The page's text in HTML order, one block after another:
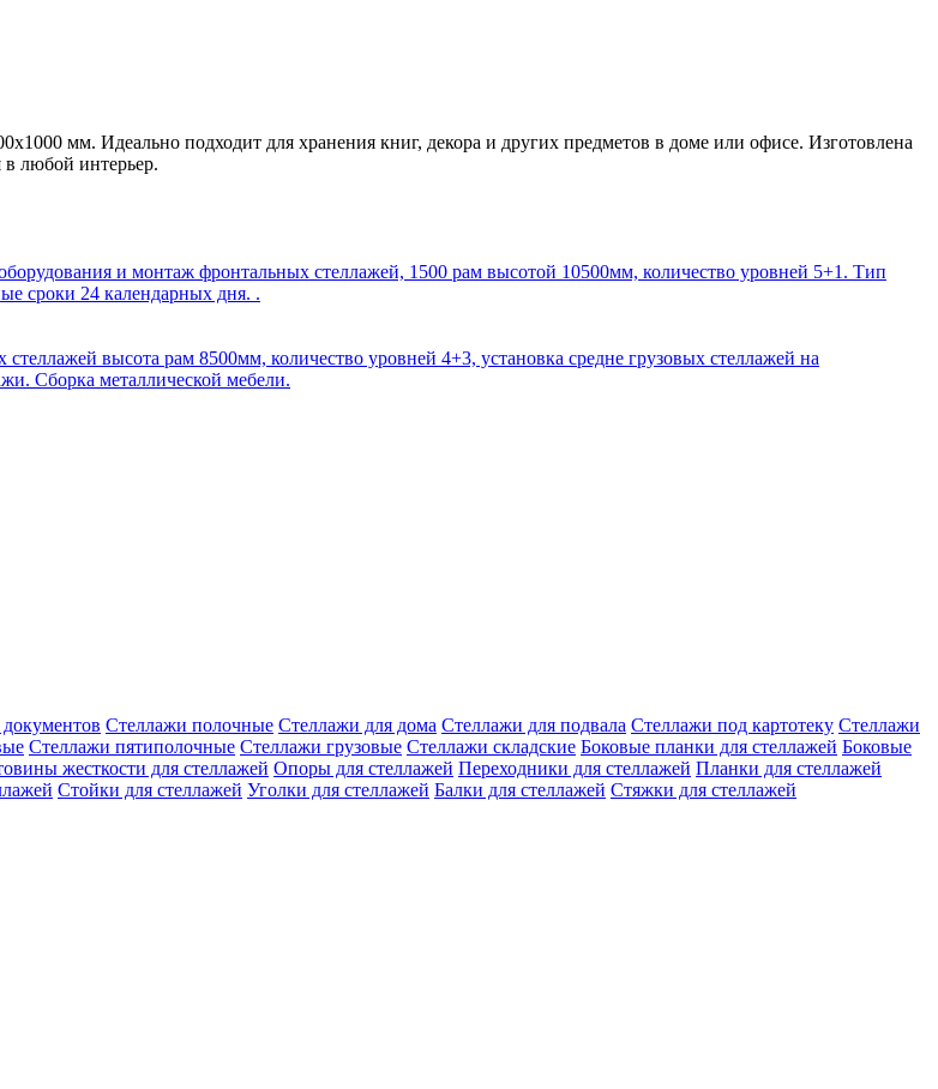
мм. Идеально подходит для хранения книг, декора и других предметов в доме или офисе. Изготовлена
в любой интерьер.
и монтаж фронтальных стеллажей, 1500 рам высотой 10500мм, количество уровней 5+1. Тип
сроки 24 календарных дня. .
высота рам 8500мм, количество уровней 4+3, установка средне грузовых стеллажей на
Сборка металлической мебели.
Стеллажи полочные Стеллажи для дома Стеллажи для подвала Стеллажи под картотеку Стеллажи
Стеллажи пятиполочные Стеллажи грузовые Стеллажи складские Боковые планки для стеллажей Боковые
жесткости для стеллажей Опоры для стеллажей Переходники для стеллажей Планки для стеллажей
Стойки для стеллажей Уголки для стеллажей Балки для стеллажей Стяжки для стеллажей